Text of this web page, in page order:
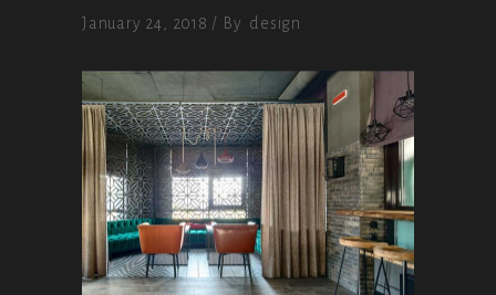
January 24, 2018 By design